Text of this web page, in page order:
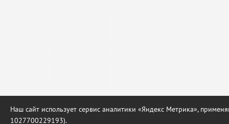
Наш сайт использует сервис аналитики «Яндекс Метрика»,
1027700229193).